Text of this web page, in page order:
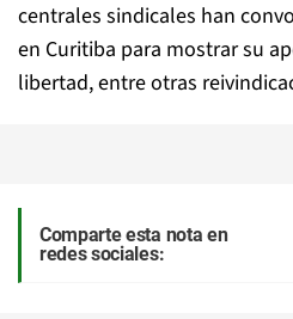
centrales sindicales han
en Curitiba para mostrar su
libertad, entre otras
Comparte esta nota en
redes sociales: